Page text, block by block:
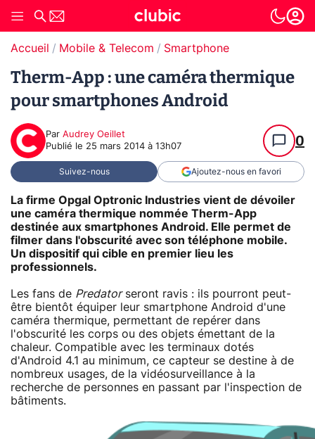
Accueil Mobile & Telecom Smartphone
Therm-App : une caméra thermique
pour smartphones Android
Par Audrey Oeillet
Publié le 25 mars 2014 à 13h07 0
Suivez-nous Ajoutez-nous en favori
La firme Opgal Optronic Industries vient de dévoiler
une caméra thermique nommée Therm-App
destinée aux smartphones Android. Elle permet de
filmer dans l'obscurité avec son téléphone mobile.
Un dispositif qui cible en premier lieu les
professionnels.
Les fans de Predatorseront ravis : ils pourront peut-
être bientôt équiper leur smartphone Android d'une
caméra thermique, permettant de repérer dans
l'obscurité les corps ou des objets émettant de la
chaleur. Compatible avec les terminaux dotés
d'Android 4.1 au minimum, ce capteur se destine à de
nombreux usages, de la vidéosurveillance à la
recherche de personnes en passant par l'inspection de
bâtiments.